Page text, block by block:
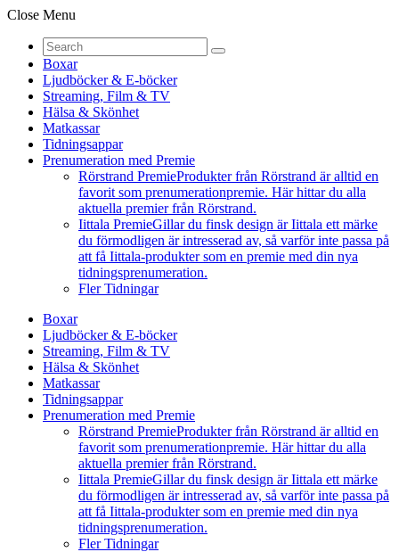
Close Menu
Boxar
Ljudböcker & E-böcker
Streaming, Film & TV
Hälsa & Skönhet
Matkassar
Tidningsappar
Prenumeration med Premie
Rörstrand PremieProdukter från Rörstrand är alltid en
favorit som prenumerationpremie. Här hittar du alla
aktuella premier från Rörstrand.
Iittala PremieGillar du finsk design är Iittala ett märke
du förmodligen är intresserad av, så varför inte passa på
att få Iittala-produkter som en premie med din nya
tidningsprenumeration.
Fler Tidningar
Boxar
Ljudböcker & E-böcker
Streaming, Film & TV
Hälsa & Skönhet
Matkassar
Tidningsappar
Prenumeration med Premie
Rörstrand PremieProdukter från Rörstrand är alltid en
favorit som prenumerationpremie. Här hittar du alla
aktuella premier från Rörstrand.
Iittala PremieGillar du finsk design är Iittala ett märke
du förmodligen är intresserad av, så varför inte passa på
att få Iittala-produkter som en premie med din nya
tidningsprenumeration.
Fler Tidningar